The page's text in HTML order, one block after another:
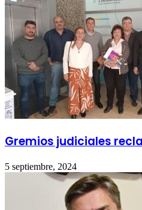
Gremios judiciales
5 septiembre, 2024